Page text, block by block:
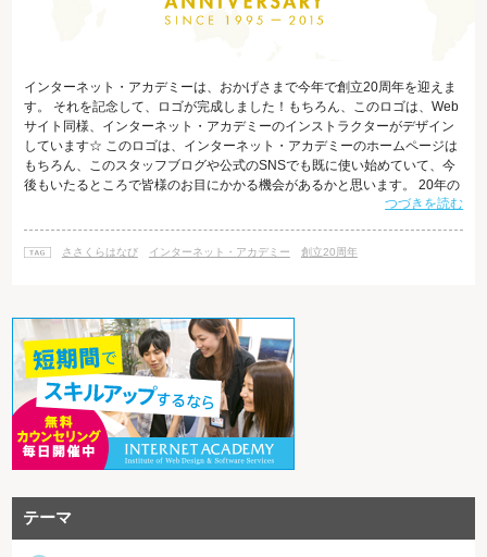
インターネット・アカデミーは、おかげさまで今年で創立20周年を迎えま
す。 それを記念して、ロゴが完成しました！もちろん、このロゴは、Web
サイト同様、インターネット・アカデミーのインストラクターがデザイン
しています☆ このロゴは、インターネット・アカデミーのホームページは
もちろん、このスタッフブログや公式のSNSでも既に使い始めていて、今
後もいたるところで皆様のお目にかかる機会があるかと思います。 20年の
感謝とこれから先の発展を願ってデザインした20周年記念ロゴですので、
「インターネット・アカデミー 創立20周年ロゴの決定」 ・インターネッ
つづきを読む
ささくらはなび インターネット・アカデミー 創立20周年
テーマ